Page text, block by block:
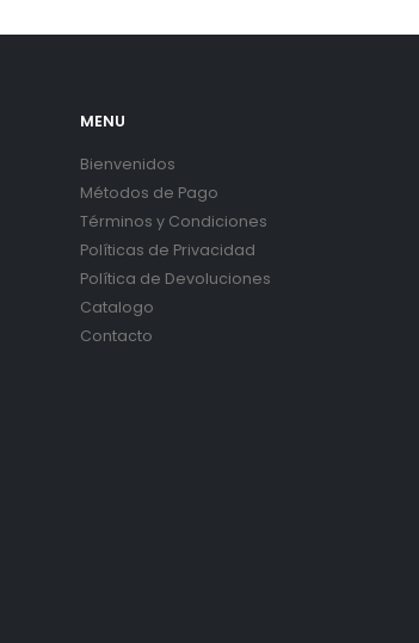
MENU
Bienvenidos
Métodos de Pago
Términos y Condiciones
Políticas de Privacidad
Política de Devoluciones
Catalogo
Contacto